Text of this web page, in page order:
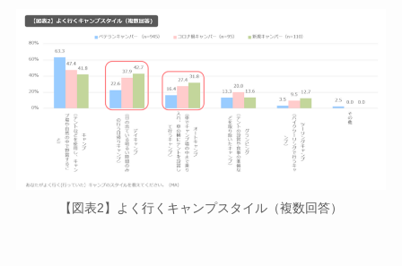
【図表2】よく行くキャンプスタイル（複数回答）